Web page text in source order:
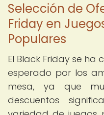
Selección de
Friday en
Populares
El Black Friday se
esperado por los
mesa, ya que
descuentos